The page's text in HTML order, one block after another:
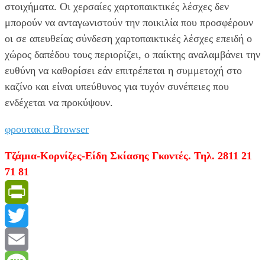
στοιχήματα. Οι χερσαίες χαρτοπαικτικές λέσχες δεν
μπορούν να ανταγωνιστούν την ποικιλία που προσφέρουν
οι σε απευθείας σύνδεση χαρτοπαικτικές λέσχες επειδή ο
χώρος δαπέδου τους περιορίζει, ο παίκτης αναλαμβάνει την
ευθύνη να καθορίσει εάν επιτρέπεται η συμμετοχή στο
καζίνο και είναι υπεύθυνος για τυχόν συνέπειες που
ενδέχεται να προκύψουν.
φρουτακια Browser
Τζάμια-Κορνίζες-Είδη Σκίασης Γκοντές. Τηλ. 2811 21
71 81
PrintFriendly
Twitter